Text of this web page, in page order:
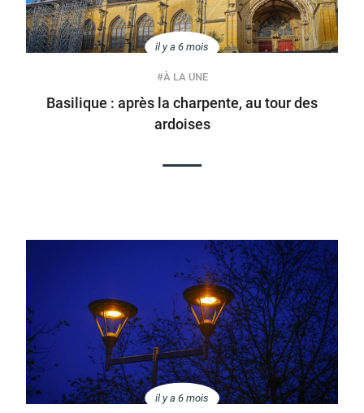
Demande de panneaux
Offres d'emploi
il y a 6 mois
#À LA UNE
Basilique : après la charpente, au tour des
ardoises
il y a 6 mois